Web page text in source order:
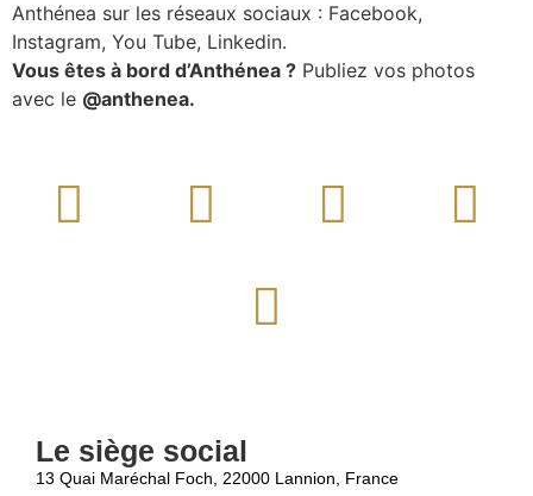
Anthénea sur les réseaux sociaux : Facebook,
Instagram, You Tube, Linkedin.
Vous êtes à bord d’Anthénea ? Publiez vos photos
avec le @anthenea.
Le siège social
13 Quai Maréchal Foch, 22000 Lannion, France